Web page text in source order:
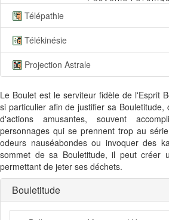
Télépathie
Télékinésie
Projection Astrale
Le Boulet est le serviteur fidèle de l'Esprit
si particulier afin de justifier sa
d'actions amusantes, souvent
personnages qui se prennent trop au
odeurs nauséabondes ou invoquer des
sommet de sa Bouletitude, il peut créer
permettant de jeter ses déchets.
Bouletitude